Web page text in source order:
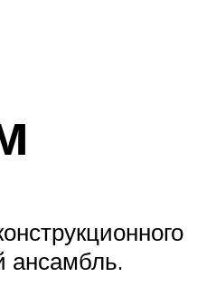
ансамбль.